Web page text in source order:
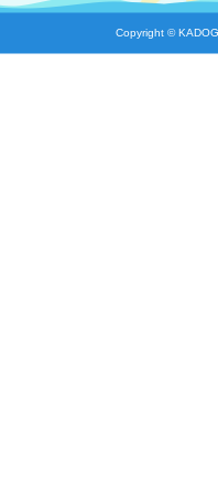
Copyright ©